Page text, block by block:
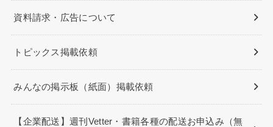
資料請求・広告について
トピックス掲載依頼
みんなの掲示板（紙面）掲載依頼
【企業配送】週刊Vetter・書籍各種の配送お申込み（無